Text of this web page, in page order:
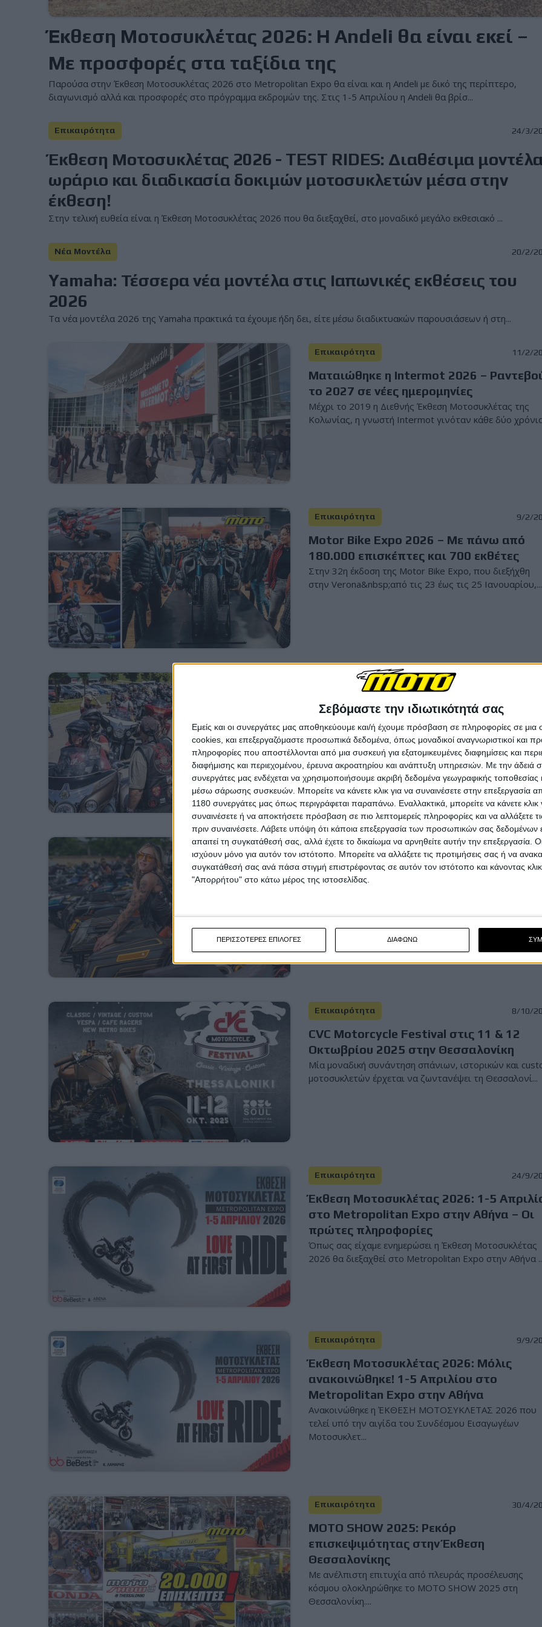
Σεβόμαστε την ιδιωτικότητά σας
Εμείς και οι συνεργάτες μας αποθηκεύουμε και/ή έχουμε πρόσβαση σε πληροφορίες σε
cookies, και επεξεργαζόμαστε προσωπικά δεδομένα, όπως μοναδικοί αναγνωριστικοί και
πληροφορίες που αποστέλλονται από μια συσκευή για εξατομικευμένες διαφημίσεις και
διαφήμισης και περιεχομένου, έρευνα ακροατηρίου και ανάπτυξη υπηρεσιών. Με την άδειά
συνεργάτες μας ενδέχεται να χρησιμοποιήσουμε ακριβή δεδομένα γεωγραφικής τοποθεσίας
μέσω σάρωσης συσκευών. Μπορείτε να κάνετε κλικ για να συναινέσετε στην επεξεργασία
1180 συνεργάτες μας όπως περιγράφεται παραπάνω. Εναλλακτικά, μπορείτε να κάνετε κλικ
συναινέσετε ή να αποκτήσετε πρόσβαση σε πιο λεπτομερείς πληροφορίες και να αλλάξετε
πριν συναινέσετε. Λάβετε υπόψη ότι κάποια επεξεργασία των προσωπικών σας δεδομένων
απαιτεί τη συγκατάθεσή σας, αλλά έχετε το δικαίωμα να αρνηθείτε αυτήν την επεξεργασία.
ισχύουν μόνο για αυτόν τον ιστότοπο. Μπορείτε να αλλάξετε τις προτιμήσεις σας ή να
συγκατάθεσή σας ανά πάσα στιγμή επιστρέφοντας σε αυτόν τον ιστότοπο και κάνοντας
"Απορρήτου" στο κάτω μέρος της ιστοσελίδας.
ΠΕΡΙΣΣΟΤΕΡΕΣ ΕΠΙΛΟΓΕΣ ΔΙΑΦΩΝΩ
Έκθεση Μοτοσυκλέτας 2026: Η Andeli θα είναι εκεί –
Με προσφορές στα ταξίδια της
Παρούσα στην Έκθεση Μοτοσυκλέτας 2026 στο Metropolitan Expo θα είναι και η Andeli με δικό της περίπτερο,
διαγωνισμό αλλά και προσφορές στο πρόγραμμα εκδρομών της. Στις 1-5 Απριλίου η Andeli θα βρίσ...
Επικαιρότητα 24/3/
Έκθεση Μοτοσυκλέτας 2026 - TEST RIDES: Διαθέσιμα
ωράριο και διαδικασία δοκιμών μοτοσυκλετών μέσα στην
έκθεση!
Στην τελική ευθεία είναι η Έκθεση Μοτοσυκλέτας 2026 που θα διεξαχθεί, στο μοναδικό μεγάλο εκθεσιακό ...
Νέα Μοντέλα 20/2/
Yamaha: Τέσσερα νέα μοντέλα στις Ιαπωνικές εκθέσεις του
2026
Τα νέα μοντέλα 2026 της Yamaha πρακτικά τα έχουμε ήδη δει, είτε μέσω διαδικτυακών παρουσιάσεων ή στη...
Επικαιρότητα 11/2/
Ματαιώθηκε η Intermot 2026 –
το 2027 σε νέες ημερομηνίες
Μέχρι το 2019 η Διεθνής Έκθεση Μοτοσυκλέτας της
Κολωνίας, η γνωστή Intermot γινόταν κάθε δύο
Επικαιρότητα 9/2/
Motor Bike Expo 2026 – Με πάνω από
180.000 επισκέπτες και 700 εκθέτες
Στην 32η έκδοση της Motor Bike Expo, που διεξήχθη
στην Verona&nbsp;από τις 23 έως τις 25 Ιανουαρίου,...
Επικαιρότητα
Indian Riders Fest 2026: Στην Τσεχία η
ετήσια γιορτή των φίλων της Indian
Μόνο 25 φιναλίστ από πέντε κατηγορίες θα λάβουν
μέρος σε μια μοναδική γιορτή custom μοτοσυκλέτας,
Επικαιρότητα 5/2/
Biker Fest International: 40η έκδοση της
μεγαλύτερης μοτοσυκλετιστικής
Το μεγαλύτερο μοτοσυκλετιστικό φεστιβάλ της
και τρίτο μεγαλύτερο στον κόσμο γιορτάζει τα 40ά...
Επικαιρότητα 8/10/
CVC Motorcycle Festival στις 11 & 12
Οκτωβρίου 2025 στην Θεσσαλονίκη
Μία μοναδική συνάντηση σπάνιων, ιστορικών και
μοτοσυκλετών έρχεται να ζωντανέψει τη Θεσσαλονί...
Επικαιρότητα 24/9/
Έκθεση Μοτοσυκλέτας 2026: 1-5
στο Metropolitan Expo στην Αθήνα – Οι
πρώτες πληροφορίες
Όπως σας είχαμε ενημερώσει η Έκθεση Μοτοσυκλέτας
2026 θα διεξαχθεί στο Metropolitan Expo στην Αθήνα
Επικαιρότητα 9/9/
Έκθεση Μοτοσυκλέτας 2026: Μόλις
ανακοινώθηκε! 1-5 Απριλίου στο
Metropolitan Expo στην Αθήνα
Ανακοινώθηκε η ΈΚΘΕΣΗ ΜΟΤΟΣΥΚΛΕΤΑΣ 2026 που
τελεί υπό την αιγίδα του Συνδέσμου Εισαγωγέων
Μοτοσυκλετ...
Επικαιρότητα 30/4/
MOTO SHOW 2025: Ρεκόρ
επισκεψιμότητας στην Έκθεση
Θεσσαλονίκης
Με ανέλπιστη επιτυχία από πλευράς προσέλευσης
κόσμου ολοκληρώθηκε το MOTO SHOW 2025 στη
Θεσσαλονίκη....